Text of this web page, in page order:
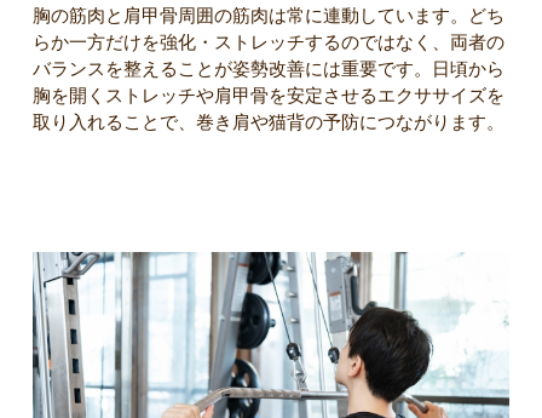
胸の筋肉と肩甲骨周囲の筋肉は常に連動しています。どち
らか一方だけを強化・ストレッチするのではなく、両者の
バランスを整えることが姿勢改善には重要です。日頃から
胸を開くストレッチや肩甲骨を安定させるエクササイズを
取り入れることで、巻き肩や猫背の予防につながります。